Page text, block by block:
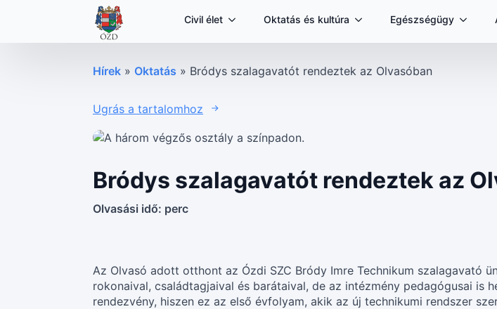
Civil élet Oktatás és kultúra Egészségügy
Hírek » Oktatás » Bródys szalagavatót rendeztek az Olvasóban
Ugrás a tartalomhoz
Bródys szalagavatót rendeztek az
Olvasási idő: perc
Az Olvasó adott otthont az Ózdi SZC Bródy Imre Technikum szalagavató
rokonaival, családtagjaival és barátaival, de az intézmény pedagógusai
rendezvény, hiszen ez az első évfolyam, akik az új technikumi rendszer